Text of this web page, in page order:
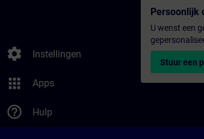
settings Instellingen
apps Apps
help_outline Hulp
Persoonlijk
U wenst een
Stuur een